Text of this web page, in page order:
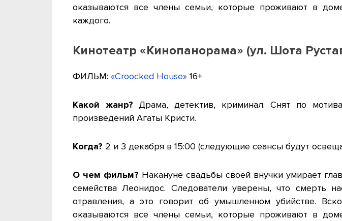
оказываются все члены семьи, которые проживают в
каждого.
Кинотеатр «Кинопанорама» (ул. Шота
ФИЛЬМ: «Croocked House» 16+
Какой жанр? Драма, детектив, криминал. Снят по
произведений Агаты Кристи.
Когда? 2 и 3 декабря в 15:00 (следующие сеансы будут
О чем фильм? Накануне свадьбы своей внучки умирает
семейства Леонидос. Следователи уверены, что смерть
отравления, а это говорит об умышленном убийстве.
оказываются все члены семьи, которые проживают в